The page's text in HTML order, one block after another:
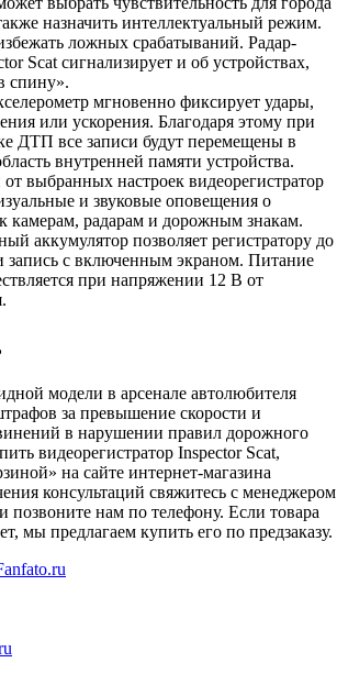
назначить интеллектуальный режим.
ложных срабатываний. Радар-
Scat сигнализирует и об устройствах,
спину».
мгновенно фиксирует удары,
или ускорения. Благодаря этому при
ДТП все записи будут перемещены в
внутренней памяти устройства.
выбранных настроек видеорегистратор
и звуковые оповещения о
камерам, радарам и дорожным знакам.
аккумулятор позволяет регистратору до
запись с включенным экраном. Питание
при напряжении 12 В от
модели в арсенале автолюбителя
за превышение скорости и
в нарушении правил дорожного
видеорегистратор Inspector Scat,
на сайте интернет-магазина
консультаций свяжитесь с менеджером
нам по телефону. Если товара
мы предлагаем купить его по предзаказу.